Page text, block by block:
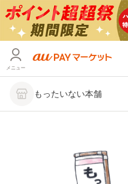
メニュー
もったいない本舗